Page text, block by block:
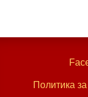
Политика